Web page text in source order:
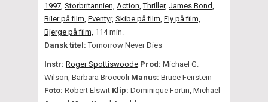
1997 Storbritannien, Action, Thriller, James Bond,
Biler på film, Eventyr, Skibe på film, Fly på film,
Bjerge på film, 114 min.
Dansk titel:Tomorrow Never Dies
Instr: Roger Spottiswoode Prod: Michael G.
Wilson, Barbara Broccoli Manus: Bruce Feirstein
Foto: Robert Elswit Klip: Dominique Fortin, Michael